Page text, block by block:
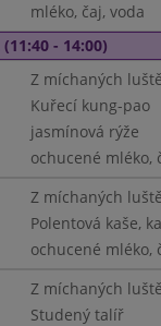
mléko, čaj, voda
- 14:00)
Z míchaných
Kuřecí kung-pao
jasmínová rýže
ochucené mléko,
Z míchaných
Polentová kaše,
ochucené mléko,
Z míchaných
Studený talíř